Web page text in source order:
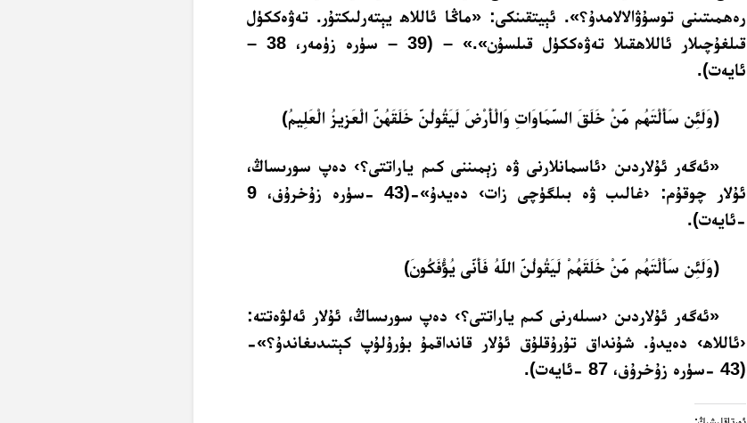
رەھمىتىنى توسۇۋالالامدۇ؟». ئېيتقىنكى: «ماڭا ئاللاھ يېتەرلىكتۇر. تەۋەككۈل
قىلغۇچىلار ئاللاھقىلا تەۋەككۈل قىلسۇن».» – (39 – سۈرە زۈمەر، 38 –
ئايەت).
﴿وَلَئِن سَأَلْتَهُم مَّنْ خَلَقَ السَّمَاوَاتِ وَالْأَرْضَ لَيَقُولُنَّ خَلَقَهُنَّ الْعَزِيزُ الْعَلِيمُ﴾
«ئەگەر ئۇلاردىن ‹ئاسمانلارنى ۋە زېمىننى كىم ياراتتى؟› دەپ سورىساڭ،
ئۇلار چوقۇم: ‹غالىب ۋە بىلگۈچى زات› دەيدۇ»-(43 -سۈرە زۇخرۇف، 9
-ئايەت).
﴿وَلَئِن سَأَلْتَهُم مَّنْ خَلَقَهُمْ لَيَقُولُنَّ اللَّهُ فَأَنَّى يُؤْفَكُونَ﴾
«ئەگەر ئۇلاردىن ‹سىلەرنى كىم ياراتتى؟› دەپ سورىساڭ، ئۇلار ئەلۋەتتە:
‹ئاللاھ› دەيدۇ. شۇنداق تۇرۇقلۇق ئۇلار قانداقمۇ بۇرۇلۇپ كېتىدىغاندۇ؟»-
(43 -سۈرە زۇخرۇف، 87 -ئايەت).